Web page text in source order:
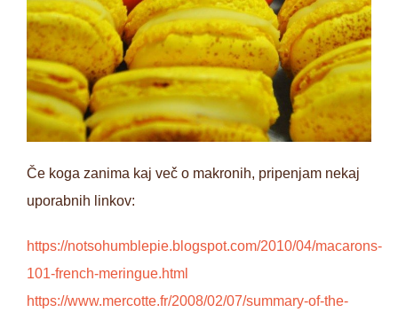
Če koga zanima kaj več o makronih, pripenjam nekaj
uporabnih linkov:
https://notsohumblepie.blogspot.com/2010/04/macarons-
101-french-meringue.html
https://www.mercotte.fr/2008/02/07/summary-of-the-